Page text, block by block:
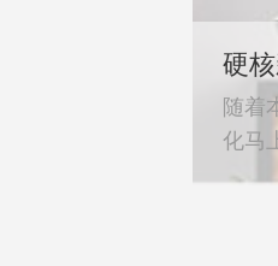
硬
随着
化马